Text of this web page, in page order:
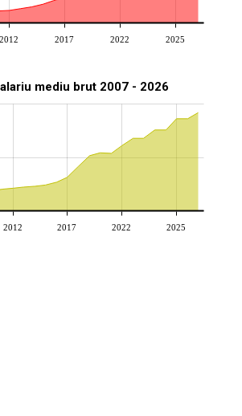
2012 2017 2022 2025
mediu brut 2007 - 2026
2012 2017 2022 2025